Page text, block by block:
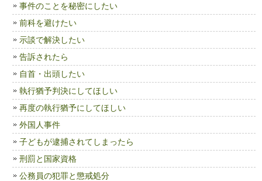
事件のことを秘密にしたい
前科を避けたい
示談で解決したい
告訴されたら
自首・出頭したい
執行猶予判決にしてほしい
再度の執行猶予にしてほしい
外国人事件
子どもが逮捕されてしまったら
刑罰と国家資格
公務員の犯罪と懲戒処分